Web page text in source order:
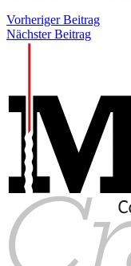
Vorheriger Beitrag
Nächster Beitrag